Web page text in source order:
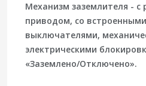
Механизм заземлителя -
приводом, со
выключателями,
электрическими
«Заземлено/Отключено».